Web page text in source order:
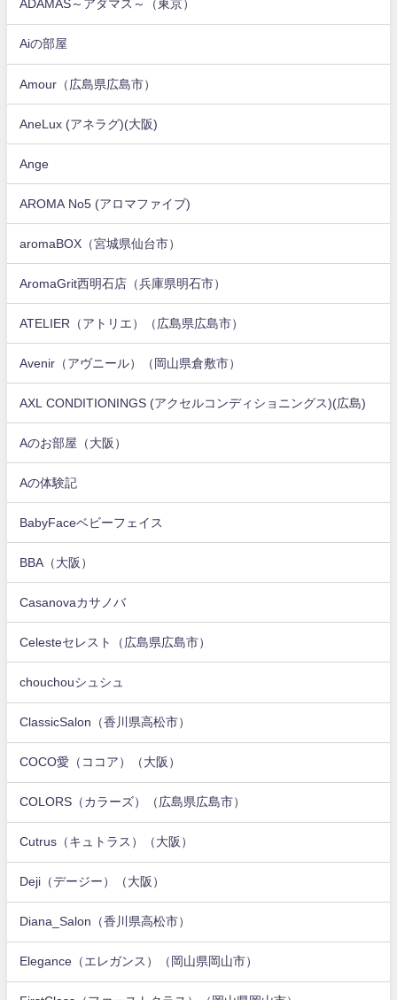
ADAMAS～アダマス～（東京）
Aiの部屋
Amour（広島県広島市）
AneLux (アネラグ)(大阪)
Ange
AROMA No5 (アロマファイブ)
aromaBOX（宮城県仙台市）
AromaGrit西明石店（兵庫県明石市）
ATELIER（アトリエ）（広島県広島市）
Avenir（アヴニール）（岡山県倉敷市）
AXL CONDITIONINGS (アクセルコンディショニングス)(広島)
Aのお部屋（大阪）
Aの体験記
BabyFaceベビーフェイス
BBA（大阪）
Casanovaカサノバ
Celesteセレスト（広島県広島市）
chouchouシュシュ
ClassicSalon（香川県高松市）
COCO愛（ココア）（大阪）
COLORS（カラーズ）（広島県広島市）
Cutrus（キュトラス）（大阪）
Deji（デージー）（大阪）
Diana_Salon（香川県高松市）
Elegance（エレガンス）（岡山県岡山市）